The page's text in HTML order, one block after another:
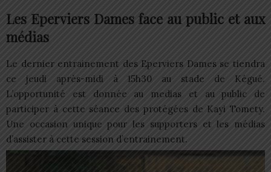
Les Eperviers Dames face au public et aux
médias
Le dernier entrainement des Eperviers Dames se tiendra
ce jeudi après-midi à 15h30 au stade de Kégué.
L’opportunité est donnée au medias et au public de
participer à cette séance des protégées de Kayi Tomety.
Une occasion unique pour les supporters et les médias
d’assister à cette session d’entrainement.